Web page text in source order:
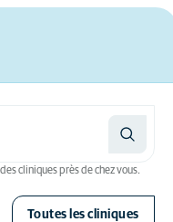
cliniques près de chez vous.
Toutes les cliniques